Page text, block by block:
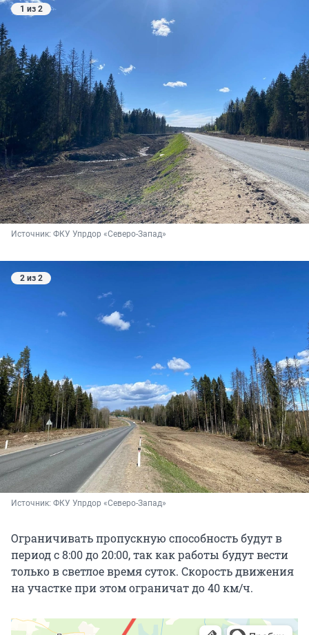
1 из 2
Источник: ФКУ Упрдор «Северо-Запад»
2 из 2
Источник: ФКУ Упрдор «Северо-Запад»
Ограничивать пропускную способность будут в
период с 8:00 до 20:00, так как работы будут вести
только в светлое время суток. Скорость движения
на участке при этом ограничат до 40 км/ч.